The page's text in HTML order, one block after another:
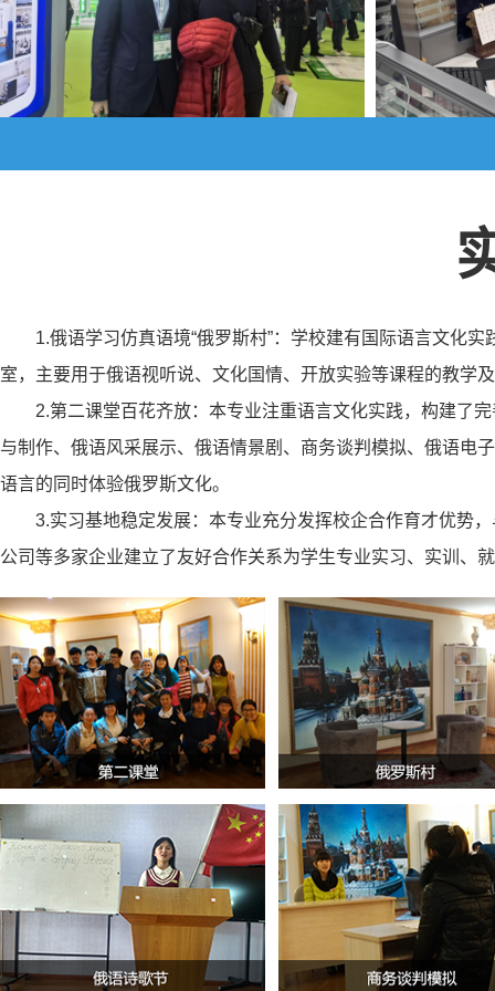
1.俄语学习仿真语境“俄罗斯村”：学校建有国际语言文化
室，主要用于俄语视听说、文化国情、开放实验等课程的教学
2.第二课堂百花齐放：本专业注重语言文化实践，构建了
与制作、俄语风采展示、俄语情景剧、商务谈判模拟、俄语电
语言的同时体验俄罗斯文化。
3.实习基地稳定发展：本专业充分发挥校企合作育才优势
公司等多家企业建立了友好合作关系为学生专业实习、实训、